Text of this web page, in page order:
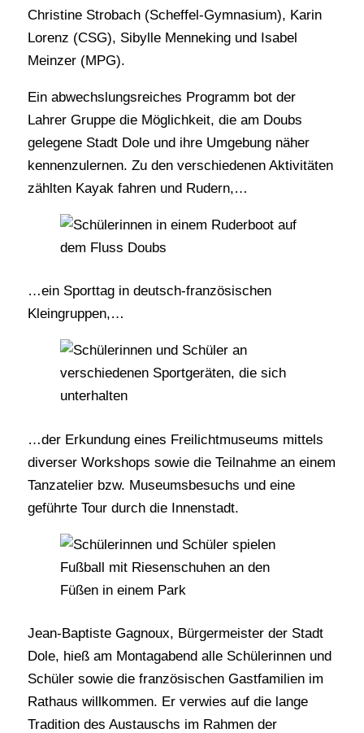
Christine Strobach (Scheffel-Gymnasium), Karin
Lorenz (CSG), Sibylle Menneking und Isabel
Meinzer (MPG).
Ein abwechslungsreiches Programm bot der
Lahrer Gruppe die Möglichkeit, die am Doubs
gelegene Stadt Dole und ihre Umgebung näher
kennenzulernen. Zu den verschiedenen Aktivitäten
zählten Kayak fahren und Rudern,…
…ein Sporttag in deutsch-französischen
Kleingruppen,…
…der Erkundung eines Freilichtmuseums mittels
diverser Workshops sowie die Teilnahme an einem
Tanzatelier bzw. Museumsbesuchs und eine
geführte Tour durch die Innenstadt.
Jean-Baptiste Gagnoux, Bürgermeister der Stadt
Dole, hieß am Montagabend alle Schülerinnen und
Schüler sowie die französischen Gastfamilien im
Rathaus willkommen. Er verwies auf die lange
Tradition des Austauschs im Rahmen der